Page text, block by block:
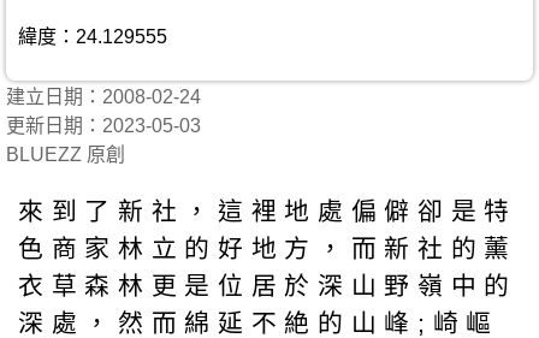
緯度：24.129555
建立日期：2008-02-24
更新日期：2023-05-03
BLUEZZ 原創
來到了新社，這裡地處偏僻卻是特
色商家林立的好地方，而新社的薰
衣草森林更是位居於深山野嶺中的
深處，然而綿延不絶的山峰;崎嶇